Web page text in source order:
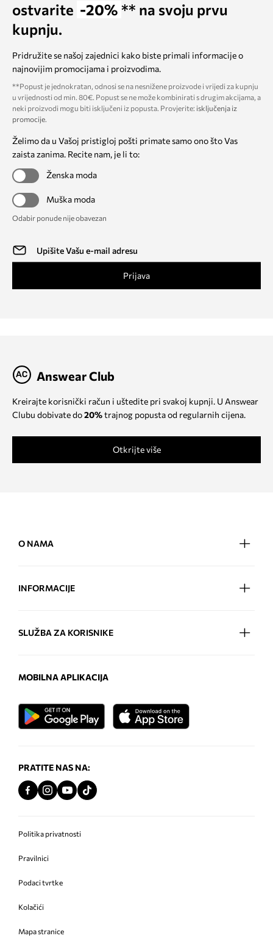
ostvarite -20% ** na svoju prvu
kupnju.
Pridružite se našoj zajednici kako biste primali informacije o
najnovijim promocijama i proizvodima.
**Popust je jednokratan, odnosi se na nesnižene proizvode i vrijedi za kupnju
u vrijednosti od min. 80€. Popust se ne može kombinirati s drugim akcijama, a
neki proizvodi mogu biti isključeni iz popusta. Provjerite: isključenja iz
promocije.
Želimo da u Vašoj pristigloj pošti primate samo ono što Vas
zaista zanima. Recite nam, je li to:
Ženska moda
Muška moda
Odabir ponude nije obavezan
Prijava
Answear Club
Kreirajte korisnički račun i uštedite pri svakoj kupnji. U Answear
Clubu dobivate do20%trajnog popusta od regularnih cijena.
Otkrijte više
O NAMA
INFORMACIJE
SLUŽBA ZA KORISNIKE
MOBILNA APLIKACIJA
PRATITE NAS NA:
Politika privatnosti
Pravilnici
Podaci tvrtke
Kolačići
Mapa stranice